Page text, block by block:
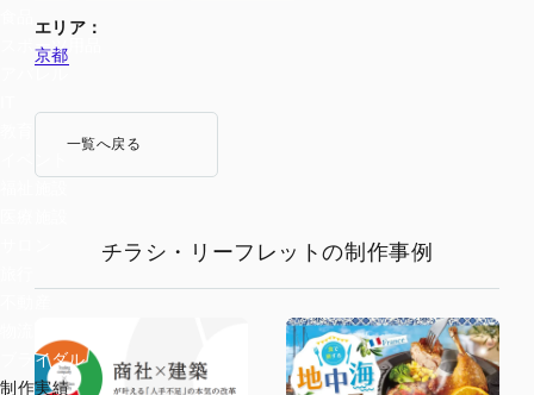
スポーツ用品
ブライダル
制作実績
エリア：
京都
一覧へ戻る
チラシ・リーフレットの制作事例